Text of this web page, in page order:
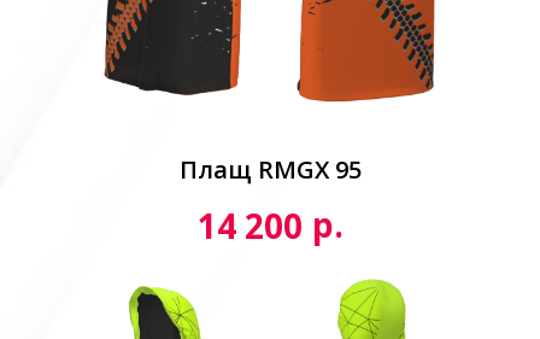
Плащ RMGX 95
14 200 р.